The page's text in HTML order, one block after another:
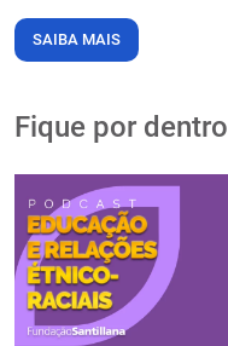
SAIBA MAIS
Fique por dentro